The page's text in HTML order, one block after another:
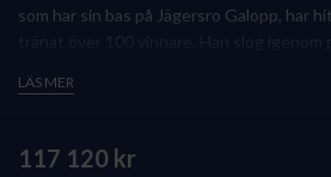
som har sin bas på Jägersro Galopp, har
Jag anpassar mig efter hästen och inte
tränar utifrån sina behov och inte utifrån
LÄS MER
117 120 kr